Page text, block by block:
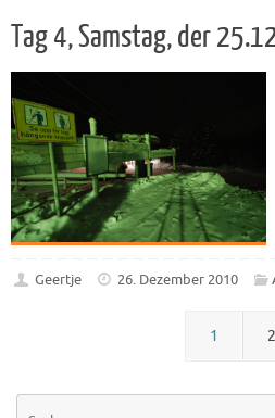
Tag 4, Samstag, der
Geertje 26. Dezember 2010
1 2